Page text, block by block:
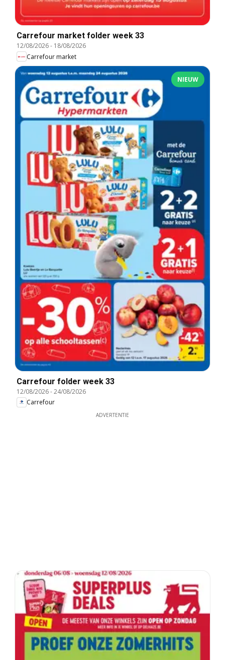
Carrefour market folder week 33
12/08/2026- 18/08/2026
Carrefour market
NIEUW
Carrefour folder week 33
12/08/2026-24/08/2026
Carrefour
ADVERTENTIE